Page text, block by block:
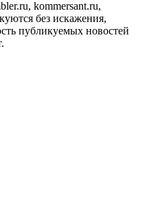
kommersant.ru,
без искажения,
публикуемых новостей